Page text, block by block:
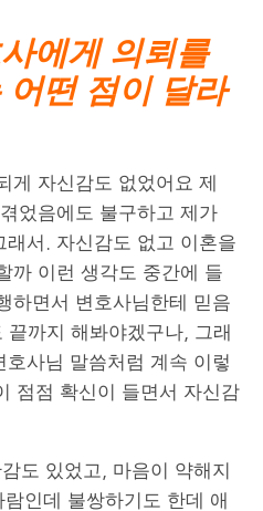
에게 의뢰를
떤 점이 달라
게 자신감도 없었어요 제
었음에도 불구하고 제가
서. 자신감도 없고 이혼을
까 이런 생각도 중간에 들
하면서 변호사님한테 믿음
끝까지 해봐야겠구나, 그래
사님 말씀처럼 계속 이렇
점점 확신이 들면서 자신감
도 있었고, 마음이 약해지
인데 불쌍하기도 한데 애